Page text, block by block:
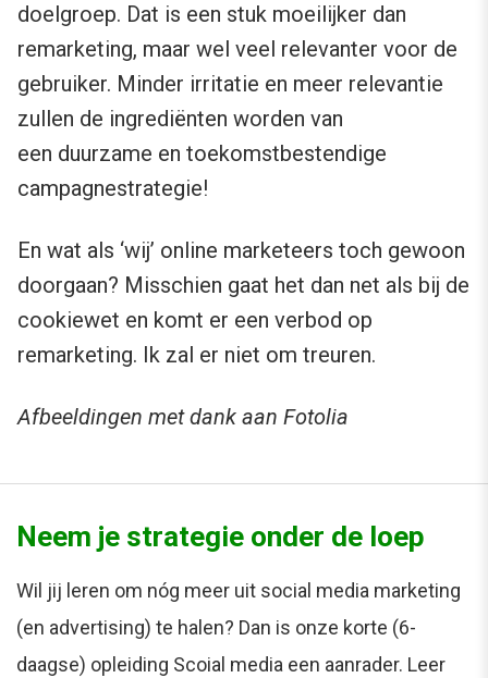
doelgroep. Dat is een stuk moeilijker dan
remarketing, maar wel veel relevanter voor de
gebruiker. Minder irritatie en meer relevantie
zullen de ingrediënten worden van
een duurzame en toekomstbestendige
campagnestrategie!
En wat als ‘wij’ online marketeers toch gewoon
doorgaan? Misschien gaat het dan net als bij de
cookiewet en komt er een verbod op
remarketing. Ik zal er niet om treuren.
Afbeeldingen met dank aan Fotolia
Neem je strategie onder de loep
Wil jij leren om nóg meer uit social media marketing
(en advertising) te halen? Dan is onze korte (6-
daagse) opleiding Scoial media een aanrader. Leer